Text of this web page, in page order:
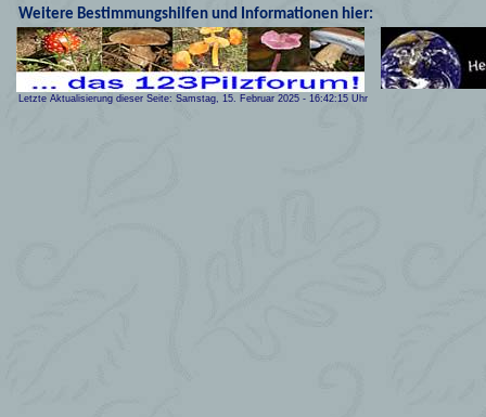
Weitere Bestimmungshilfen und Informationen hier:
Letzte Aktualisierung dieser Seite: Samstag, 15. Februar 2025 - 16:42:15 Uhr